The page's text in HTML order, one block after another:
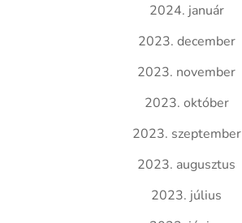
2024. január
2023. december
2023. november
2023. október
2023. szeptember
2023. augusztus
2023. július